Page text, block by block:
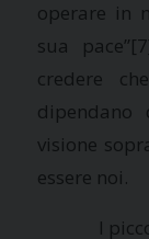
operare in
sua pace”
credere
visione
essere noi.
I piccoli